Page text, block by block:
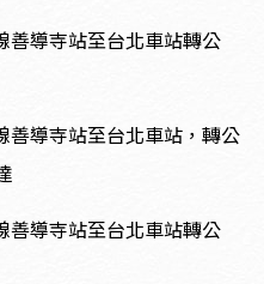
善導寺站至台北車站轉公
善導寺站至台北車站，轉公
善導寺站至台北車站轉公